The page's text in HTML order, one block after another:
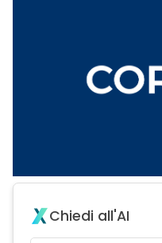
Chiedi all'AI